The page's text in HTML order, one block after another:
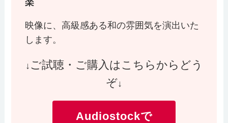
楽
映像に、高級感ある和の雰囲気を演出いた
します。
↓ ご試聴・ご購入はこちらからどう
ぞ↓
Audiostockで